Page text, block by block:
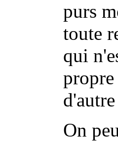
purs
toute
qui
On